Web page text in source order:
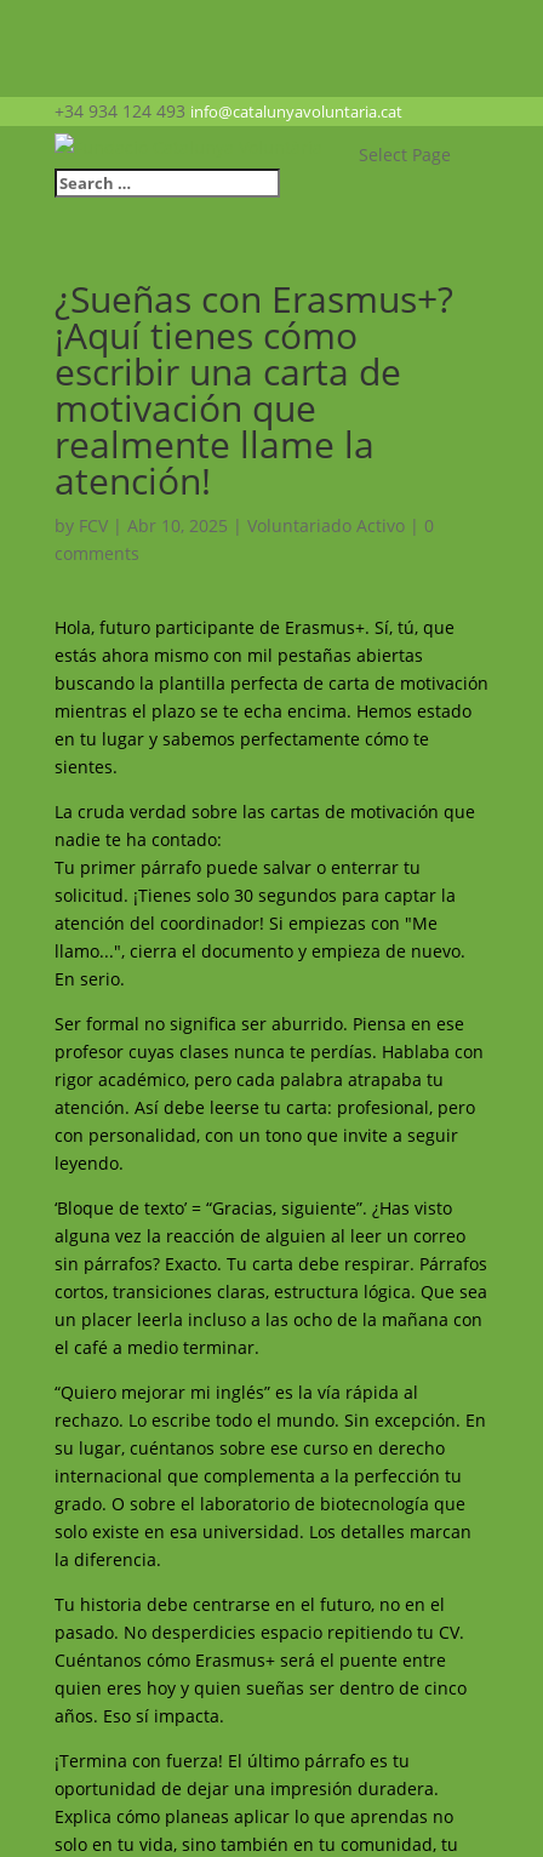
+34 934 124 493 info@catalunyavoluntaria.cat
Select Page
¿Sueñas con Erasmus+?
¡Aquí tienes cómo
escribir una carta de
motivación que
realmente llame la
atención!
by FCV| Abr 10, 2025 | Voluntariado Activo| 0
comments
Hola, futuro participante de Erasmus+. Sí, tú, que
estás ahora mismo con mil pestañas abiertas
buscando la plantilla perfecta de carta de motivación
mientras el plazo se te echa encima. Hemos estado
en tu lugar y sabemos perfectamente cómo te
sientes.
La cruda verdad sobre las cartas de motivación que
nadie te ha contado:
Tu primer párrafo puede salvar o enterrar tu
solicitud. ¡Tienes solo 30 segundos para captar la
atención del coordinador! Si empiezas con "Me
llamo...", cierra el documento y empieza de nuevo.
En serio.
Ser formal no significa ser aburrido. Piensa en ese
profesor cuyas clases nunca te perdías. Hablaba con
rigor académico, pero cada palabra atrapaba tu
atención. Así debe leerse tu carta: profesional, pero
con personalidad, con un tono que invite a seguir
leyendo.
‘Bloque de texto’ = “Gracias, siguiente”. ¿Has visto
alguna vez la reacción de alguien al leer un correo
sin párrafos? Exacto. Tu carta debe respirar. Párrafos
cortos, transiciones claras, estructura lógica. Que sea
un placer leerla incluso a las ocho de la mañana con
el café a medio terminar.
“Quiero mejorar mi inglés” es la vía rápida al
rechazo. Lo escribe todo el mundo. Sin excepción. En
su lugar, cuéntanos sobre ese curso en derecho
internacional que complementa a la perfección tu
grado. O sobre el laboratorio de biotecnología que
solo existe en esa universidad. Los detalles marcan
la diferencia.
Tu historia debe centrarse en el futuro, no en el
pasado. No desperdicies espacio repitiendo tu CV.
Cuéntanos cómo Erasmus+ será el puente entre
quien eres hoy y quien sueñas ser dentro de cinco
años. Eso sí impacta.
¡Termina con fuerza! El último párrafo es tu
oportunidad de dejar una impresión duradera.
Explica cómo planeas aplicar lo que aprendas no
solo en tu vida, sino también en tu comunidad, tu